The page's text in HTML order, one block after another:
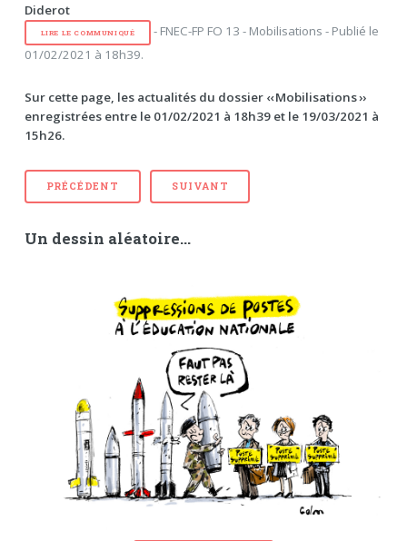
Diderot
LIRE LE COMMUNIQUÉ
- FNEC-FP FO 13 - Mobilisations - Publié le
01/02/2021 à 18h39.
Sur cette page, les actualités du dossier ‹‹ Mobilisations ››
enregistrées entre le 01/02/2021 à 18h39 et le 19/03/2021 à
15h26.
PRÉCÉDENT SUIVANT
Un dessin aléatoire...